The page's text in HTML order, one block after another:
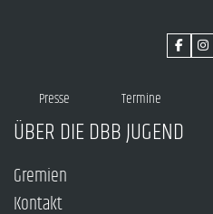
Presse Termine
ÜBER DIE DBB JUGEND
Gremien
Kontakt